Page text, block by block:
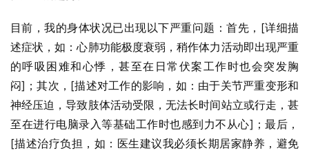
目前，我的身体状况已出现以下严重问题：首先，[详细描
述症状，如：心肺功能极度衰弱，稍作体力活动即出现严重
的呼吸困难和心悸，甚至在日常伏案工作时也会突发胸
闷]；其次，[描述对工作的影响，如：由于关节严重变形和
神经压迫，导致肢体活动受限，无法长时间站立或行走，甚
至在进行电脑录入等基础工作时也感到力不从心]；最后，
[描述治疗负担，如：医生建议我必须长期居家静养，避免